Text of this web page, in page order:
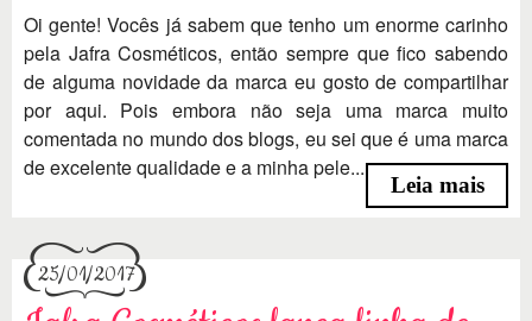
Oi gente! Vocês já sabem que tenho um enorme carinho
pela Jafra Cosméticos, então sempre que fico sabendo
de alguma novidade da marca eu gosto de compartilhar
por aqui. Pois embora não seja uma marca muito
comentada no mundo dos blogs, eu sei que é uma marca
de excelente qualidade e a minha pele...
Leia mais
25/01/2017